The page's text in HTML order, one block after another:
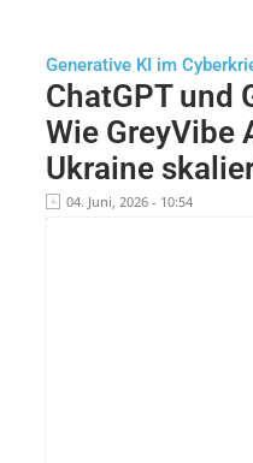
Generative KI im
ChatGPT und
Wie GreyVibe
Ukraine
04. Juni, 2026 - 10:54